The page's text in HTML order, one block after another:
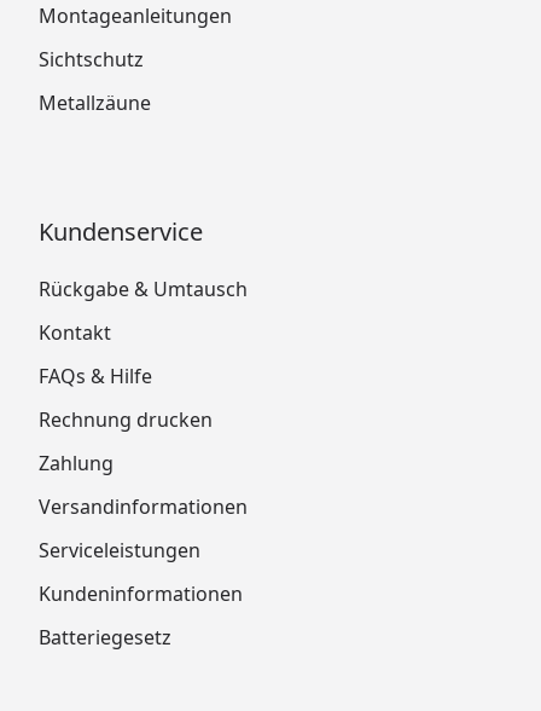
Montageanleitungen
Sichtschutz
Metallzäune
Kundenservice
Rückgabe & Umtausch
Kontakt
FAQs & Hilfe
Rechnung drucken
Zahlung
Versandinformationen
Serviceleistungen
Kundeninformationen
Batteriegesetz